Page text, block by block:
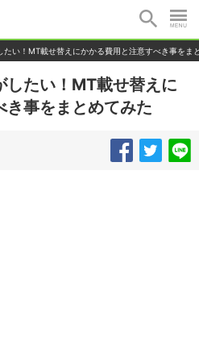
たい！MT載せ替えにかかる費用と注意すべき事をま
したい！MT載せ替えに
き事をまとめてみた